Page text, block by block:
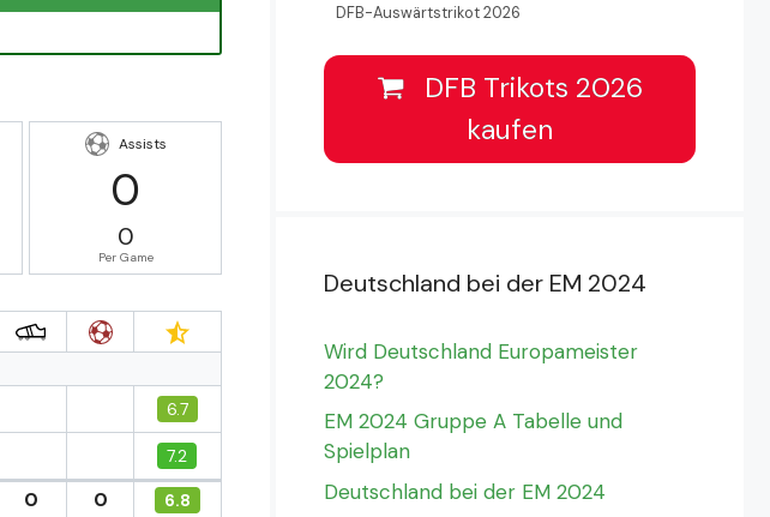
Assists
0
0
Per Game
6.7
7.2
0 0
6.8
DFB-Auswärtstrikot 2026
DFB Trikots 2026
kaufen
Deutschland bei der EM 2024
Wird Deutschland Europameister
2024?
EM 2024 Gruppe A Tabelle und
Spielplan
Deutschland bei der EM 2024